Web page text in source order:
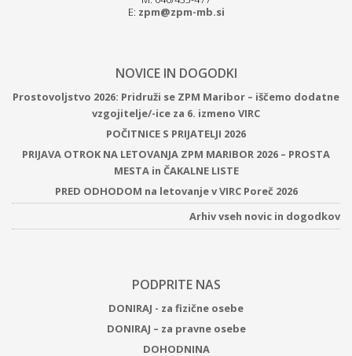
E: zpm@zpm-mb.si
NOVICE IN DOGODKI
Prostovoljstvo 2026: Pridruži se ZPM Maribor – iščemo dodatne
vzgojitelje/-ice za 6. izmeno VIRC
POČITNICE S PRIJATELJI 2026
PRIJAVA OTROK NA LETOVANJA ZPM MARIBOR 2026 – PROSTA
MESTA in ČAKALNE LISTE
PRED ODHODOM na letovanje v VIRC Poreč 2026
Arhiv vseh novic in dogodkov
PODPRITE NAS
DONIRAJ - za fizične osebe
DONIRAJ – za pravne osebe
DOHODNINA